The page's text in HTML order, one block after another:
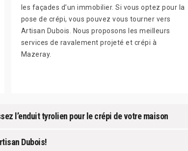
les façades d’un immobilier. Si vous optez pour la
pose de crépi, vous pouvez vous tourner vers
Artisan Dubois. Nous proposons les meilleurs
services de ravalement projeté et crépi à
Mazeray.
l’enduit tyrolien pour le crépi de votre maison
Dubois!